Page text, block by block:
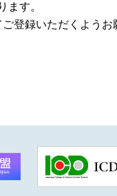
ます。
登録いただくようお